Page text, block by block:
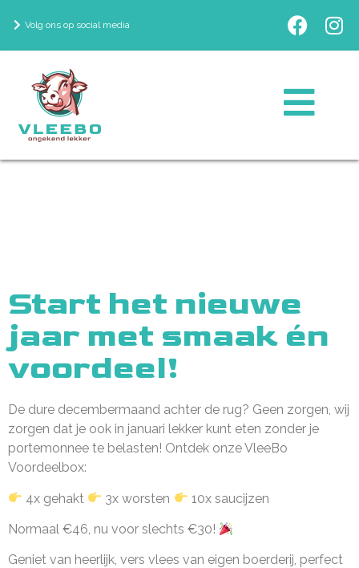
Volg ons op social media
Start het nieuwe
jaar met smaak én
voordeel!
De dure decembermaand achter de rug? Geen zorgen, wij
zorgen dat je ook in januari lekker kunt eten zonder je
portemonnee te belasten! Ontdek onze VleeBo
Voordeelbox:
4x gehakt 3x worsten 10x saucijzen
Normaal €46, nu voor slechts €30!
Geniet van heerlijk, vers vlees van eigen boerderij, perfect